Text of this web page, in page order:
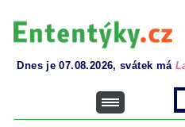
Dnes je 07.08.2026, svátek má